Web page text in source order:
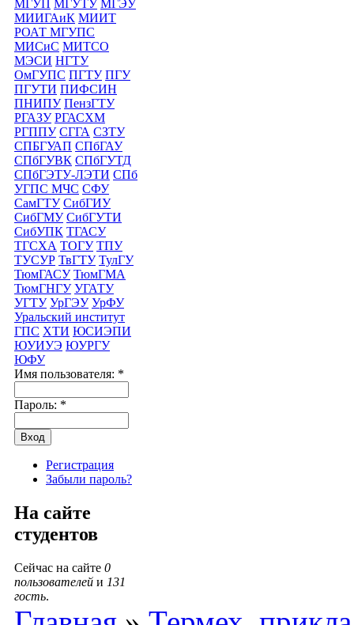
МГУП МГУТУ МГЭУ
МИИГАиК МИИТ
РОАТ МГУПС
МИСиС МИТСО
МЭСИ НГТУ
ОмГУПС ПГТУ ПГУ
ПГУТИ ПИФСИН
ПНИПУ ПензГТУ
РГАЗУ РГАСХМ
РГППУ СГГА СЗТУ
СПБГУАП СПбГАУ
СПбГУВК СПбГУТД
СПбГЭТУ-ЛЭТИ СПб
УГПС МЧС СФУ
СамГТУ СибГИУ
СибГМУ СибГУТИ
СибУПК ТГАСУ
ТГСХА ТОГУ ТПУ
ТУСУР ТвГТУ ТулГУ
ТюмГАСУ ТюмГМА
ТюмГНГУ УГАТУ
УГТУ УрГЭУ УрФУ
Уральский институт
ГПС ХТИ ЮСИЭПИ
ЮУИУЭ ЮУРГУ
ЮФУ
Имя пользователя: *
Пароль: *
Регистрация
Забыли пароль?
На сайте
студентов
Сейчас на сайте 0
пользователей и 131
гость.